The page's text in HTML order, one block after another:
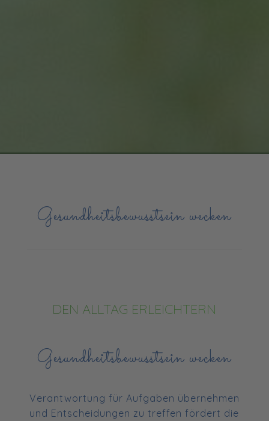
Gesundheitsbewusstsein wecken
DEN ALLTAG ERLEICHTERN
Gesundheitsbewusstsein wecken
Verantwortung für Aufgaben übernehmen
und Entscheidungen zu treffen fördert die